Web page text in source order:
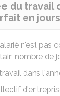
du travail
en jours
n'est pas
nombre de
dans